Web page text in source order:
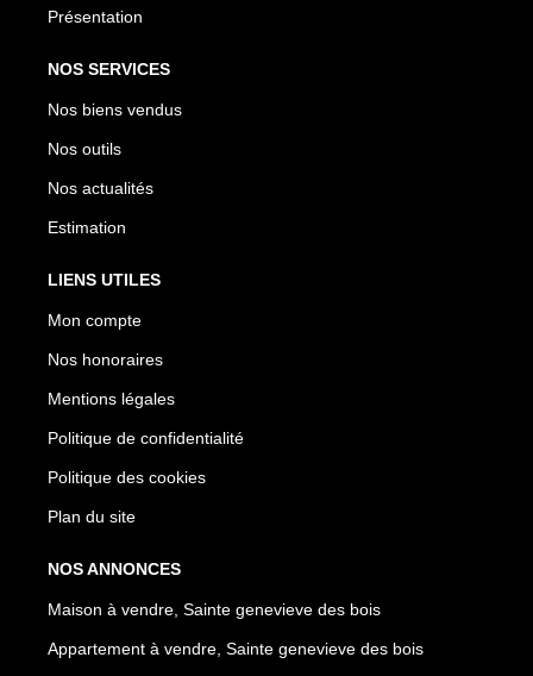
Présentation
NOS SERVICES
Nos biens vendus
Nos outils
Nos actualités
Estimation
LIENS UTILES
Mon compte
Nos honoraires
Mentions légales
Politique de confidentialité
Politique des cookies
Plan du site
NOS ANNONCES
Maison à vendre, Sainte genevieve des bois
Appartement à vendre, Sainte genevieve des bois